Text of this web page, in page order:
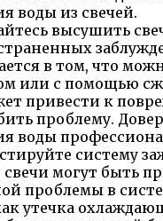
воды из свечей.
высушить
в том, что
или с помощью
привести к
проблему.
воды
систему
могут быть
проблемы в
утечка